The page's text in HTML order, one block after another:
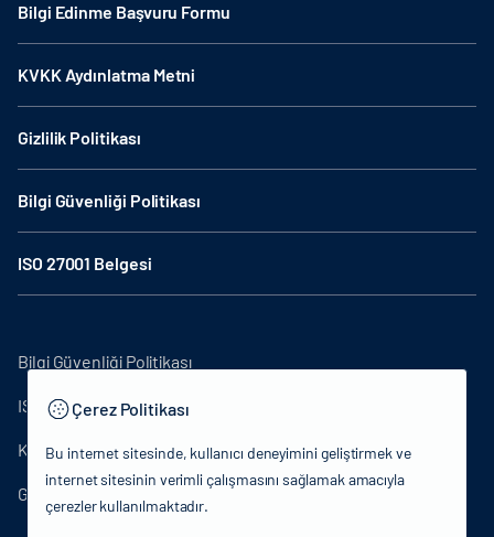
Bilgi Edinme Başvuru Formu
KVKK Aydınlatma Metni
Gizlilik Politikası
Bilgi Güvenliği Politikası
ISO 27001 Belgesi
Bilgi Güvenliği Politikası
ISO27001
KVKK Aydınlatma Metni
Gizlilik Politikası
Çerez Politikası
Bu internet sitesinde, kullanıcı deneyimini geliştirmek ve
internet sitesinin verimli çalışmasını sağlamak amacıyla
çerezler kullanılmaktadır.